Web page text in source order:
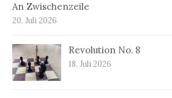
An Zwischenzeile
20. Juli 2026
Revolution No. 8
18. Juli 2026